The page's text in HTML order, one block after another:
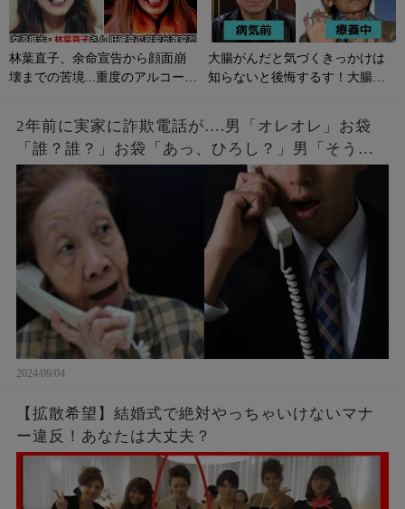
林葉直子、余命宣告から顔面崩
壊までの苦境...重度のアルコール
大腸がんだと気づくきっかけは
知らないと後悔するす！大腸が
2年前に実家に詐欺電話が….男「オレオレ」お袋
「誰？誰？」お袋「あっ、ひろし？」男「そうだ
よ母さん、ひろしだよ」母の驚愕な破壊力のある
返しとはw
2024/09/04
【拡散希望】結婚式で絶対やっちゃいけないマナ
ー違反！あなたは大丈夫？